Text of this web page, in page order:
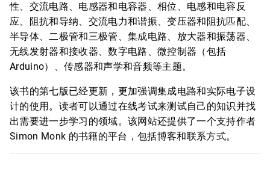
性、交流电路、电感器和电容器、相位、电感和电容反
应、阻抗和导纳、交流电力和谐振、变压器和阻抗匹配、
半导体、二极管和三极管、集成电路、放大器和振荡器、
无线发射器和接收器、数字电路、微控制器（包括
Arduino）、传感器和声学和音频等主题。
该书的第七版已经更新，更加强调集成电路和实际电子设
计的使用。读者可以通过在线考试来测试自己的知识并找
出需要进一步学习的领域。该网站还提供了一个支持作者
Simon Monk 的书籍的平台，包括博客和联系方式。